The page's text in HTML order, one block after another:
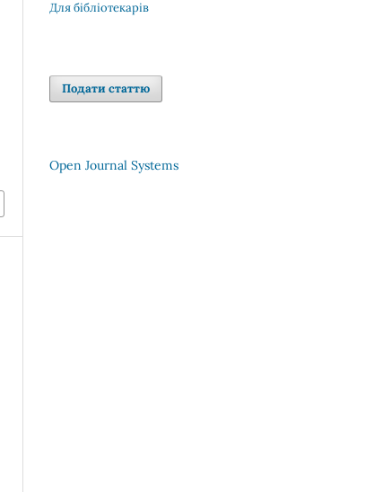
Для бібліотекарів
Подати статтю
Open Journal Systems